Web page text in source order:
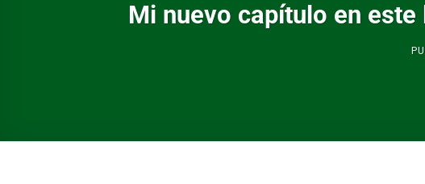
Mi nuevo capítulo en